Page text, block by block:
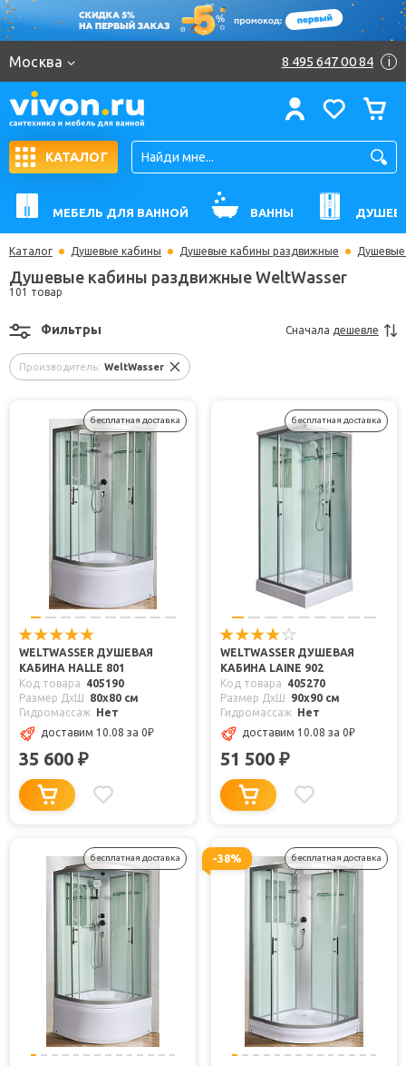
Москва 8 495 647 00 84 i
КАТАЛОГ
МЕБЕЛЬ ДЛЯ ВАННОЙ ВАННЫ
Каталог Душевые кабины Душевые кабины раздвижные Душевые
Душевые кабины раздвижные WeltWasser
101 товар
Производитель: WeltWasser
Фильтры Сначала дешевле
бесплатная доставка
WELTWASSER ДУШЕВАЯ
КАБИНА HALLE 801
Код товара
405190
Размер ДхШ
80x80 см
Гидромассаж
Нет
доставим 10.08 за 0₽
35 600 ₽
бесплатная доставка
WELTWASSER ДУШЕВАЯ
КАБИНА LAINE 902
Код товара
405270
Размер ДхШ
90x90 см
Гидромассаж
Нет
доставим 10.08 за 0₽
51 500 ₽
бесплатная доставка -38% бесплатная доставка